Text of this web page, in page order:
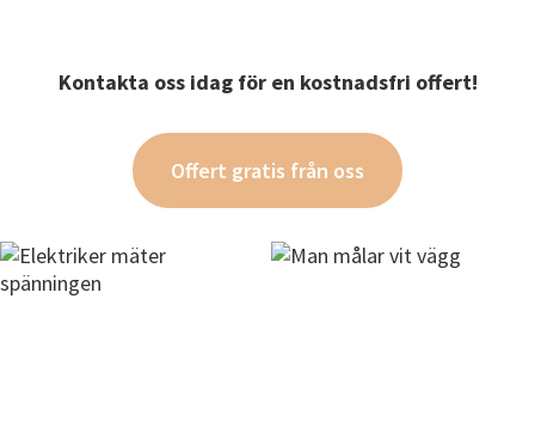
Kontakta oss idag för en kostnadsfri offert!
Offert gratis från oss